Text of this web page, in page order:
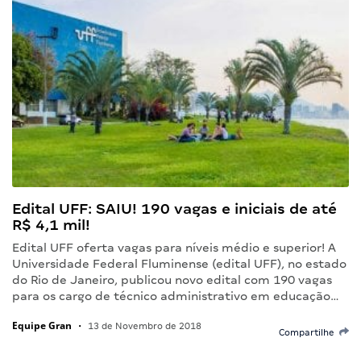
Edital UFF: SAIU! 190 vagas e iniciais de até
R$ 4,1 mil!
Edital UFF oferta vagas para níveis médio e superior! A
Universidade Federal Fluminense (edital UFF), no estado
do Rio de Janeiro, publicou novo edital com 190 vagas
para os cargo de técnico administrativo em educação…
Equipe Gran • 13 de Novembro de 2018
Compartilhe